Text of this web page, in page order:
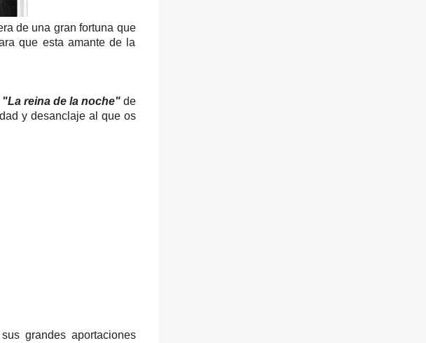
de una gran fortuna que
que esta amante de la
"La reina de la noche"de
y desanclaje al que os
grandes aportaciones